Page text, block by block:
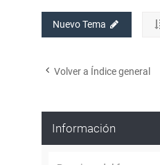
Nuevo Tema
Volver a Índice general
Información